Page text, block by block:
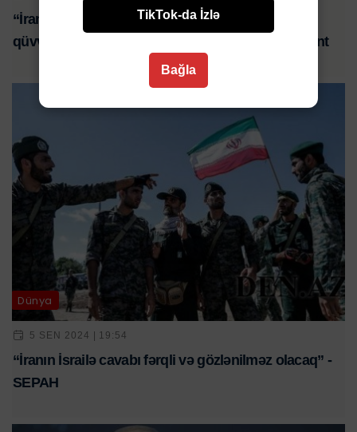
“İranın ballistik raket hücumu İsrail hava
qüvvələrinin imkanlarına xələl gətirməyib” - Qalant
Dünya
5 SEN 2024 | 19:54
“İranın İsrailə cavabı fərqli və gözlənilməz olacaq” -
SEPAH
TikTok-da İzlə
Bağla